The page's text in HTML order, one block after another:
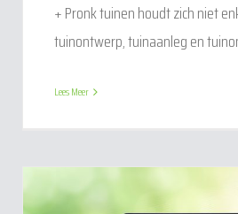
+ Pronk tuinen houdt zich niet
tuinontwerp, tuinaanleg en
Lees Meer